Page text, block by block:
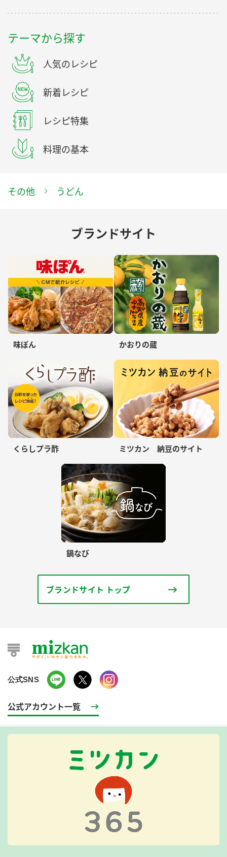
テーマから探す
人気のレシピ
新着レシピ
レシピ特集
料理の基本
その他 うどん
ブランドサイト
味ぽん かおりの蔵
くらしプラ酢 ミツカン 納豆のサイト
鍋なび
ブランドサイト トップ
公式SNS
公式アカウント一覧